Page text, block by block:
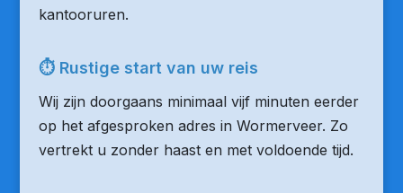
kantooruren.
⏱ Rustige start van uw reis
Wij zijn doorgaans minimaal vijf minuten eerder
op het afgesproken adres in Wormerveer. Zo
vertrekt u zonder haast en met voldoende tijd.